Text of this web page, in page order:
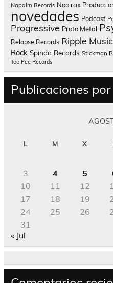
Napalm Records Nooirax
novedades Podcast
Progressive Proto Metal
Relapse Records Ripple Music
Rock Spinda Records Stickman
Tee Pee Records
Publicaciones
L M X
3
4 5
10
11 12
17
18 19
24
25 26
31
« Jul